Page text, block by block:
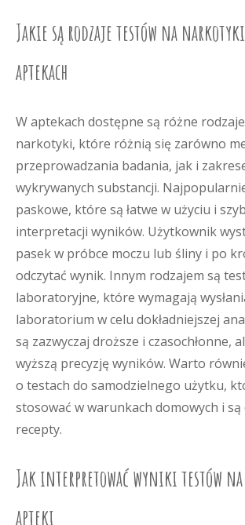
Jakie są rodzaje testów na
aptekach
W aptekach dostępne są różne
narkotyki, które różnią się zarówno
przeprowadzania badania, jak i
wykrywanych substancji.
paskowe, które są łatwe w użyciu i
interpretacji wyników. Użytkownik
pasek w próbce moczu lub śliny i po
odczytać wynik. Innym rodzajem są
laboratoryjne, które wymagają
laboratorium w celu dokładniejszej
są zazwyczaj droższe i czasochłonne,
wyższą precyzję wyników. Warto
o testach do samodzielnego użytku,
stosować w warunkach domowych i
recepty.
Jak interpretować wyniki testów
apteki